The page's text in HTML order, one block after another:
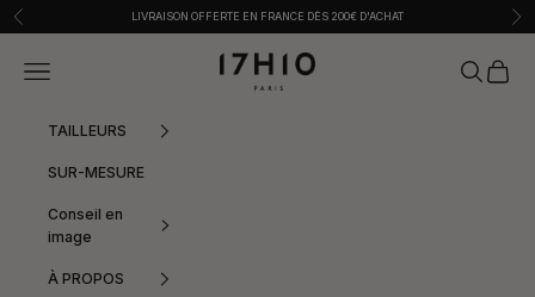
Passer au contenu
Précédent LIVRAISON OFFERTE EN FRANCE DÈS 200€ D'ACHAT
17h10
Menu Recherche
Panier
TAILLEURS
SUR-MESURE
Conseil en
image
À PROPOS